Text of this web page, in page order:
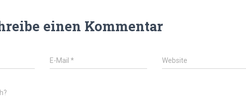
einen Kommentar
E-Mail* Website